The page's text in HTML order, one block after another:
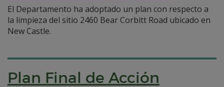
El Departamento ha adoptado un plan con respecto a
la limpieza del sitio 2460 Bear Corbitt Road ubicado en
New Castle.
Plan Final de Acción